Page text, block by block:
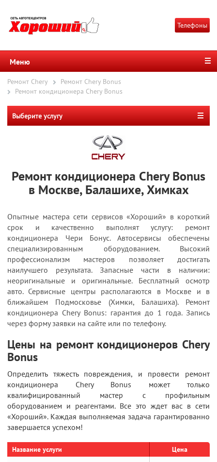
Телефоны
Меню
Ремонт Chery
Ремонт Chery Bonus
Ремонт кондиционера Chery Bonus
Выберите услугу
Ремонт кондиционера Chery Bonus
в Москве, Балашихе, Химках
Опытные мастера сети сервисов «Хороший» в короткий
срок и качественно выполнят услугу: ремонт
кондиционера Чери Бонус. Автосервисы обеспечены
специализированным оборудованием. Высокий
профессионализм мастеров позволяет достигать
наилучшего результата. Запасные части в наличии:
неоригинальные и оригинальные. Бесплатный осмотр
авто. Сервисные центры располагаются в Москве и в
ближайшем Подмосковье (Химки, Балашиха). Ремонт
кондиционера Chery Bonus: гарантия до 1 года. Запись
через форму заявки на сайте или по телефону.
Цены на ремонт кондиционеров Chery
Bonus
Определить тяжесть повреждения, и провести ремонт
кондиционера Chery Bonus может только
квалифицированный мастер с профильным
оборудованием и реагентами. Все это ждет вас в сети
«Хороший». Каждая выполняемая задача гарантированно
завершается успехом!
Название услуги
Цена